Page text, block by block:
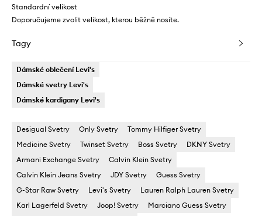
Standardní velikost
Doporučujeme zvolit velikost, kterou běžně nosíte.
Tagy
Dámské oblečení Levi's
Dámské svetry Levi's
Dámské kardigany Levi's
Desigual Svetry Only Svetry
Tommy Hilfiger Svetry
Medicine Svetry
Twinset Svetry Boss Svetry
DKNY Svetry
Armani Exchange Svetry
Calvin Klein Svetry
Calvin Klein Jeans Svetry
JDY Svetry
Guess Svetry
G-Star Raw Svetry
Levi's Svetry
Lauren Ralph Lauren Svetry
Karl Lagerfeld Svetry
Joop! Svetry
Marciano Guess Svetry